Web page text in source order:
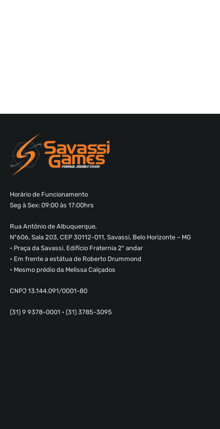
Horário de Funcionamento
Seg à Sex: 09:00 às 17:00hrs
Rua Antônio de Albuquerque,
Nº606, Sala 203, CEP 30112-011, Savassi, Belo Horizonte – MG
• Praça da Savassi, Edifício Fraternia 2º andar
• Em frente a estátua de Roberto Drummond
• Mesmo prédio da Melissa Calçados
CNPJ 13.144.091/0001-80
(31) 9 9378-0001 • (31) 3785-3095